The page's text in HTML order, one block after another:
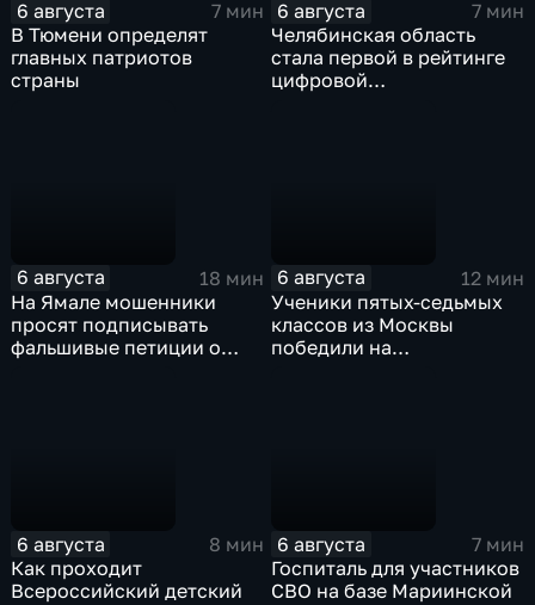
6 августа
7 мин
В Тюмени определят
главных патриотов
страны
6 августа
7 мин
Челябинская область
стала первой в рейтинге
цифровой
6 августа
18 мин
На Ямале мошенники
просят подписывать
фальшивые петиции о
6 августа
12 мин
Ученики пятых-седьмых
классов из Москвы
победили на
6 августа
8 мин
Как проходит
Всероссийский детский
6 августа
7 мин
Госпиталь для участников
СВО на базе Мариинской